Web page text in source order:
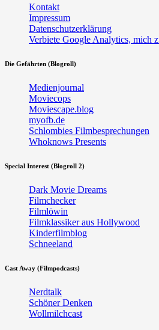
Kontakt
Impressum
Datenschutzerklärung
Verbiete Google Analytics, mich
Die Gefährten (Blogroll)
Medienjournal
Moviecops
Moviescape.blog
myofb.de
Schlombies Filmbesprechungen
Whoknows Presents
Special Interest (Blogroll 2)
Dark Movie Dreams
Filmchecker
Filmlöwin
Filmklassiker aus Hollywood
Kinderfilmblog
Schneeland
Cast Away (Filmpodcasts)
Nerdtalk
Schöner Denken
Wollmilchcast